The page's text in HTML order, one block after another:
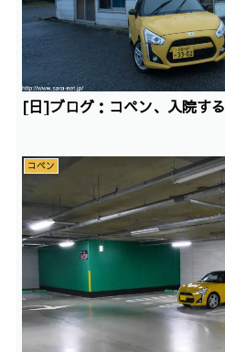
[日]ブログ：コペン、入院する
コペン